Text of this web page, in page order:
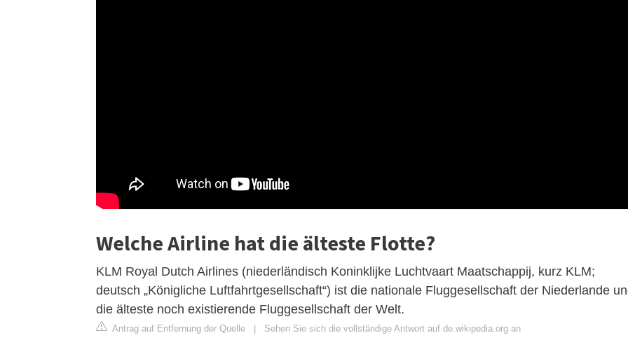
Welche Airline hat die älteste Flotte?
KLM Royal Dutch Airlines (niederländisch Koninklijke Luchtvaart Maatschappij, kurz KLM;
deutsch „Königliche Luftfahrtgesellschaft“) ist die nationale Fluggesellschaft der Niederlande
die älteste noch existierende Fluggesellschaft der Welt.
Antrag auf Entfernung der Quelle | Sehen Sie sich die vollständige Antwort auf de.wikipedia.org an